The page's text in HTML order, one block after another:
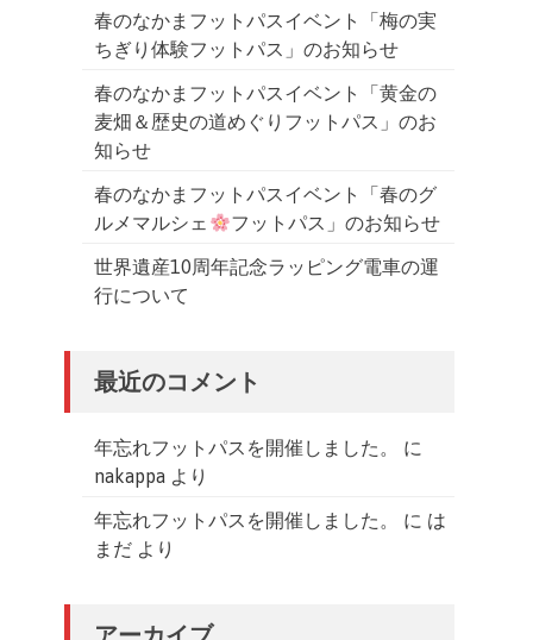
春のなかまフットパスイベント「梅の実
ちぎり体験フットパス」のお知らせ
春のなかまフットパスイベント「黄金の
麦畑＆歴史の道めぐりフットパス」のお
知らせ
春のなかまフットパスイベント「春のグ
ルメマルシェ
フットパス」のお知らせ
世界遺産10周年記念ラッピング電車の運
行について
最近のコメント
年忘れフットパスを開催しました。
に
nakappa より
年忘れフットパスを開催しました。 に は
まだ より